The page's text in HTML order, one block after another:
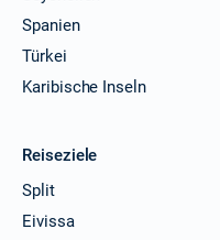
Spanien
Türkei
Karibische Inseln
Reiseziele
Split
Eivissa